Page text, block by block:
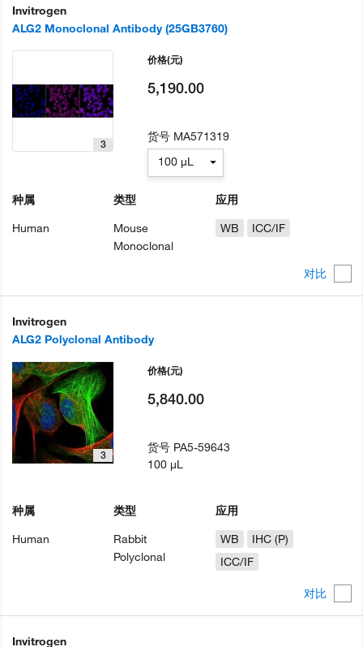
Invitrogen
ALG2 Monoclonal Antibody (25GB3760)
对比
3
种属
Human
类型
Mouse
Monoclonal
应用
WB
ICC/IF
价格(元)
5,190.00
货号 MA571319
100 µL
Invitrogen
ALG2 Polyclonal Antibody
对比
3
种属
Human
类型
Rabbit
Polyclonal
应用
WB
IHC (P)
ICC/IF
价格(元)
5,840.00
货号 PA5-59643
100 µL
Invitrogen